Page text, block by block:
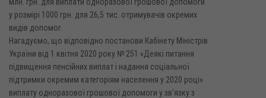
у розмірі 1000 грн. для 26,5 тис. отримувачів окремих
видів допомог.
Нагадуємо, що відповідно постанови Кабінету Міністрів
України від 1 квітня 2020 року № 251 «Деякі питання
підвищення пенсійних виплат і надання соціальної
підтримки окремим категоріям населення у 2020 році»
виплату одноразової грошової допомоги у зв’язку з